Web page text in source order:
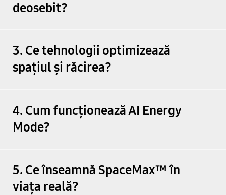
deosebit?
3. Ce tehnologii optimizează
spațiul și răcirea?
4. Cum funcționează AI Energy
Mode?
5. Ce înseamnă SpaceMax™ în
viața reală?